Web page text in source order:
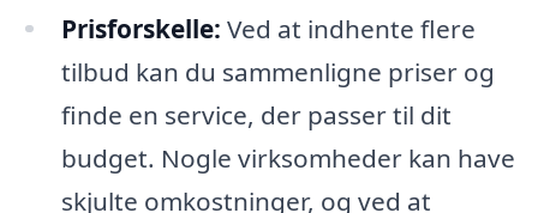
Prisforskelle: Ved at indhente flere
tilbud kan du sammenligne priser og
finde en service, der passer til dit
budget. Nogle virksomheder kan have
skjulte omkostninger, og ved at